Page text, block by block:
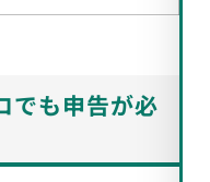
でも申告が必